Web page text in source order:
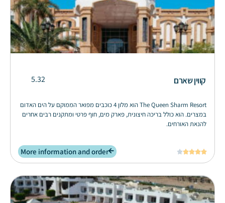
קווין שארם 5.32
The Queen Sharm Resort הוא מלון 4 כוכבים מפואר הממוקם על הים האדום
במצרים. הוא כולל בריכה חיצונית, פארק מים, חוף פרטי ומתקנים רבים אחרים
להנאת האורחים.





More information and order